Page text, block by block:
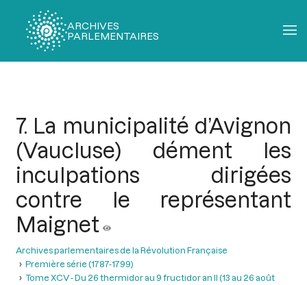
ARCHIVES
PARLEMENTAIRES
7. La municipalité d’Avignon
(Vaucluse) dément les
inculpations dirigées
contre le représentant
Maignet
Archives parlementaires de la Révolution Française
Première série (1787-1799)
Tome XCV - Du 26 thermidor au 9 fructidor an II (13 au 26 août